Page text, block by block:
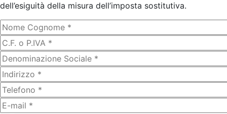
dell’esiguità della misura dell’imposta sostitutiva.